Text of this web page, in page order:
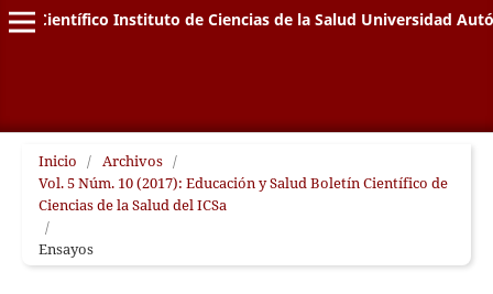
Científico Instituto de Ciencias de la Salud Universidad
Inicio / Archivos /
Vol. 5 Núm. 10 (2017): Educación y Salud Boletín Científico de
Ciencias de la Salud del ICSa
/
Ensayos